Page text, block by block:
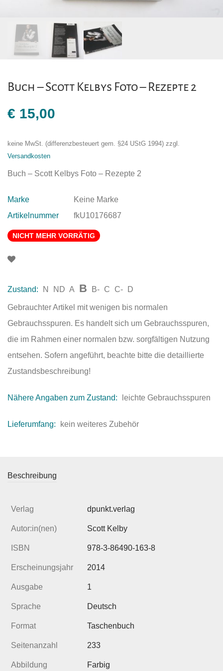
Buch – Scott Kelbys Foto – Rezepte 2
€ 15,00
keine MwSt. (differenzbesteuert gem. §24 UStG 1994) zzgl.
Versandkosten
Buch – Scott Kelbys Foto – Rezepte 2
Marke
Keine Marke
Artikelnummer
fkU10176687
NICHT MEHR VORRÄTIG
Zustand: N ND A B B- C C- D
Gebrauchter Artikel mit wenigen bis normalen
Gebrauchsspuren. Es handelt sich um Gebrauchsspuren,
die im Rahmen einer normalen bzw. sorgfältigen Nutzung
entsehen. Sofern angeführt, beachte bitte die detaillierte
Zustandsbeschreibung!
Nähere Angaben zum Zustand: leichte Gebrauchsspuren
Lieferumfang: kein weiteres Zubehör
Beschreibung
Verlag dpunkt.verlag
Autor:in(nen) Scott Kelby
ISBN 978-3-86490-163-8
Erscheinungsjahr 2014
Ausgabe 1
Sprache Deutsch
Format Taschenbuch
Seitenanzahl 233
Abbildung Farbig